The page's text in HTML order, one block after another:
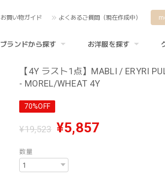
お買い物ガイド よくあるご質問（現在作成中）
ブランドから探す お洋服を探す
【4Y ラスト1点】MABLI / ERYRI
- MOREL/WHEAT 4Y
70%OFF
¥19,523 ¥5,857
数量